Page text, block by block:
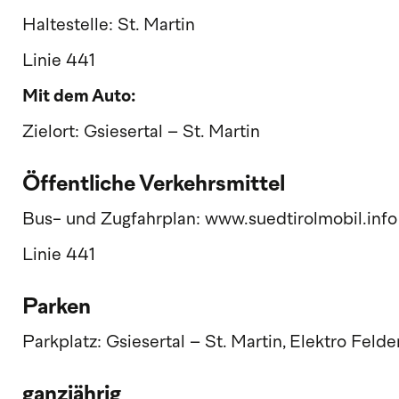
Haltestelle: St. Martin
Linie 441
Mit dem Auto:
Zielort: Gsiesertal – St. Martin
Öffentliche Verkehrsmittel
Bus- und Zugfahrplan: www.suedtirolmobil.info
Linie 441
Parken
Parkplatz: Gsiesertal – St. Martin, Elektro